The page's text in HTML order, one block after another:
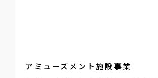
アミューズメント施設事業